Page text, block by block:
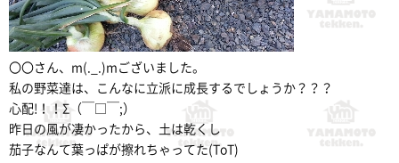
〇〇さん、m(._.)mございました。
私の野菜達は、こんなに立派に成長するでしょうか？？？
心配!！！Σ（￣□￣;）
昨日の風が凄かったから、土は乾くし
茄子なんて葉っぱが擦れちゃってた(ToT)